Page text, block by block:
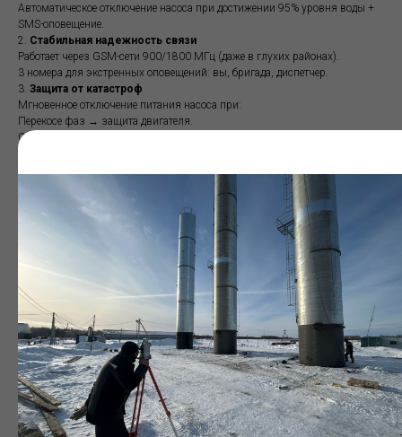
Автоматическое отключение насоса при достижении 95% уровня воды +
SMS-оповещение.
2. Стабильная надежность связи
Работает через GSM-сети 900/1800 МГц (даже в глухих районах).
3 номера для экстренных оповещений: вы, бригада, диспетчер.
3. Защита от катастроф
Мгновенное отключение питания насоса при:
Перекосе фаз → защита двигателя.
Скачках напряжения → сохранение обмотки.
Мониторинг давления, графика наполнения.
Готовые отчеты для проверяющих за 2 клика.
Независимость от электричества
Встроенный аккумулятор 24 часа автономной работы, оповещение о
аварийной ситуации даже при обрыве основного питания.
Морозостойкость до -40°C
SMS-тревога при критическом падении температуры.
7.Связь в любых условиях
Выносная антенна до 5 м — стабильный сигнал там, где другие шкафы
«глохнут».
8.Критический (верхний/нижний) уровень воды?
Специальное SMS оповещение вам об этом подскажет. Устраните
причину до появления серьезной аварии
Комплектация